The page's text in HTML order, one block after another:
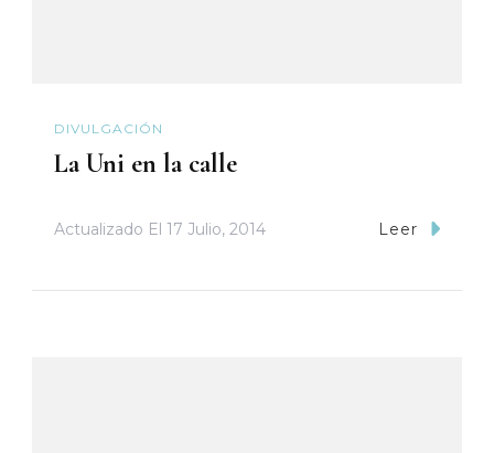
DIVULGACIÓN
La Uni en la calle
Actualizado El 17 Julio, 2014 Leer